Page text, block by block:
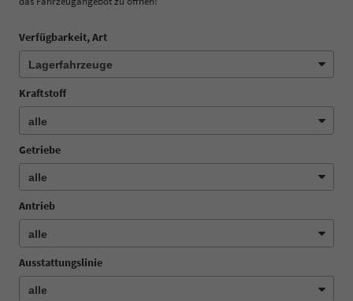
Verfügbarkeit, Art
Kraftstoff
Getriebe
Antrieb
Ausstattungslinie